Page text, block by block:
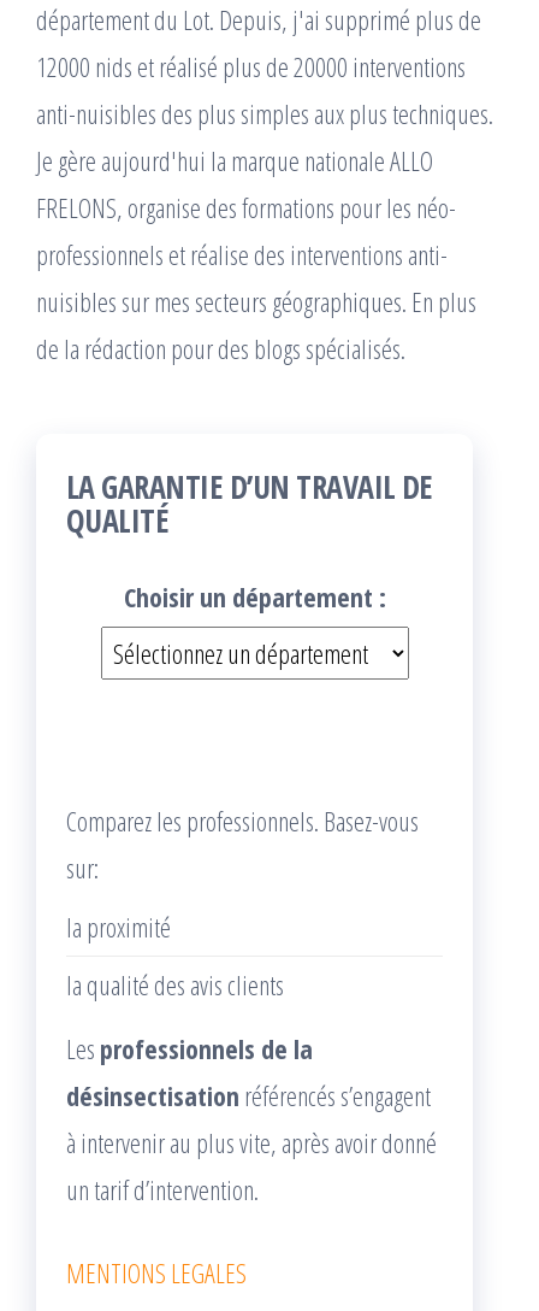
département du Lot. Depuis, j'ai supprimé plus de
12000 nids et réalisé plus de 20000 interventions
anti-nuisibles des plus simples aux plus techniques.
Je gère aujourd'hui la marque nationale ALLO
FRELONS, organise des formations pour les néo-
professionnels et réalise des interventions anti-
nuisibles sur mes secteurs géographiques. En plus
de la rédaction pour des blogs spécialisés.
LA GARANTIE D’UN TRAVAIL DE
QUALITÉ
Choisir un département :
Comparez les professionnels. Basez-vous
sur:
la proximité
la qualité des avis clients
Les professionnels de la
désinsectisation référencés s’engagent
à intervenir au plus vite, après avoir donné
un tarif d’intervention.
MENTIONS LEGALES